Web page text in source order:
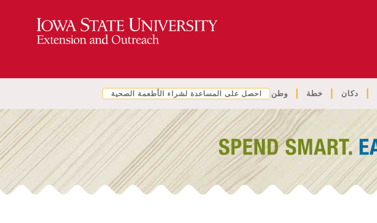
وطن خطة دكان احصل على المساعدة لشراء الأطعمة الصحية